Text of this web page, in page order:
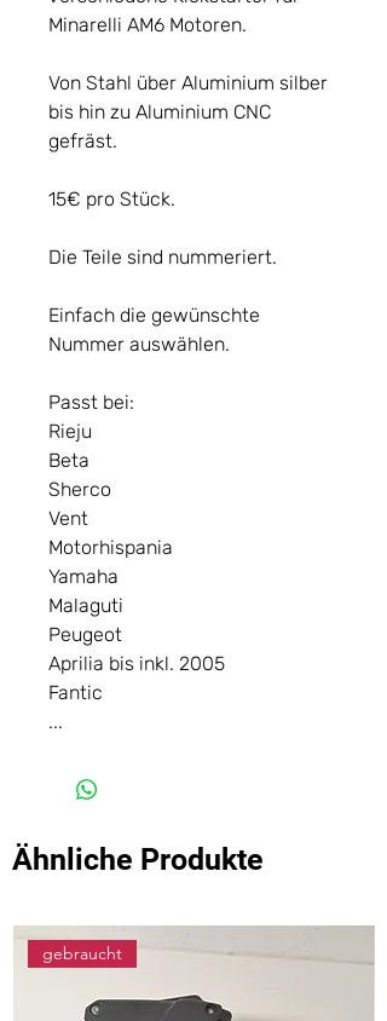
Minarelli AM6 Motoren.
Von Stahl über Aluminium silber
bis hin zu Aluminium CNC
gefräst.
15€ pro Stück.
Die Teile sind nummeriert.
Einfach die gewünschte
Nummer auswählen.
Passt bei:
Rieju
Beta
Sherco
Vent
Motorhispania
Yamaha
Malaguti
Peugeot
Aprilia bis inkl. 2005
Fantic
...
Ähnliche Produkte
gebraucht